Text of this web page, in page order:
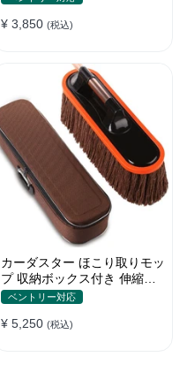
¥ 3,850 (税込)
カーダスター ほこり取りモッ
プ 収納ボックス付き 伸縮可
能 ワックスブラシ 洗車ブラ
ベントリー対応
¥ 5,250 (税込)